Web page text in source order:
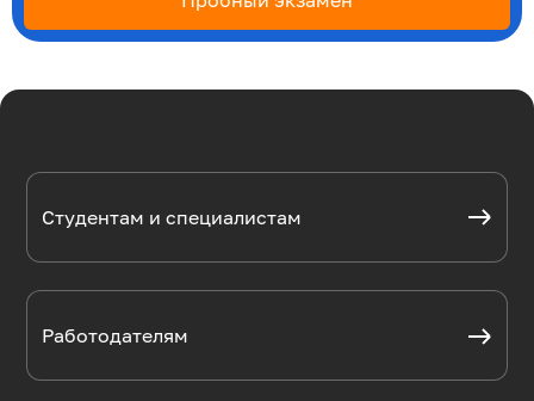
Студентам и специалистам
Работодателям